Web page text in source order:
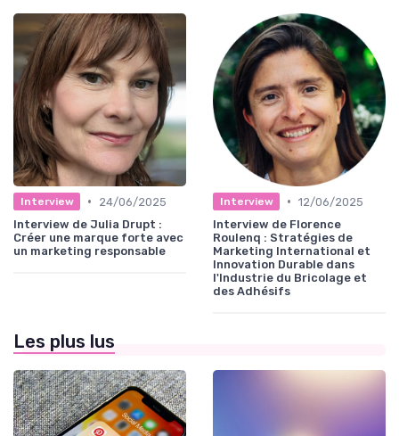
Interview •
24/06/2025
Interview de Julia Drupt :
Créer une marque forte avec
un marketing responsable
Interview • 12/06/2025
Interview de Florence
Roulenq : Stratégies de
Marketing International et
Innovation Durable dans
l'Industrie du Bricolage et
des Adhésifs
Les plus lus